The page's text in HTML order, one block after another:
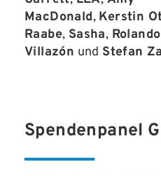
MacDonald, Kerstin
Raabe, Sasha, Rolando
Villazón und Stefan
Spendenpanel